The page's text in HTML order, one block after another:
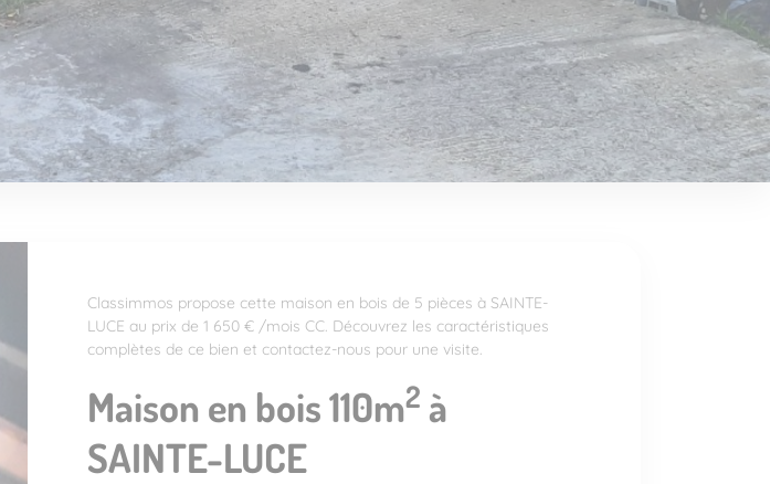
Classimmos propose cette maison en bois de 5 pièces à SAINTE-
LUCE au prix de 1 650 € /mois CC. Découvrez les caractéristiques
complètes de ce bien et contactez-nous pour une visite.
Maison en bois 110m2 à
SAINTE-LUCE